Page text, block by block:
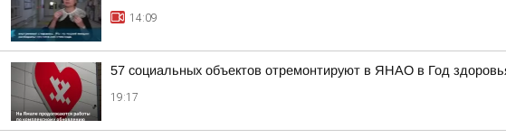
14:09
57 социальных объектов отремонтируют в ЯНАО в Год
19:17